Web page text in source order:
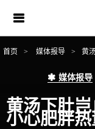
首页 > 媒体报导 > 黄
媒体报导
黄汤下肚
小心肥胖